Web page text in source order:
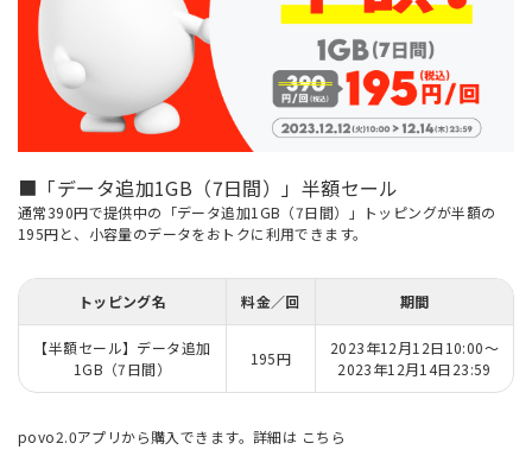
■「データ追加1GB（7日間）」半額セール
通常390円で提供中の「データ追加1GB（7日間）」トッピングが半額の
195円と、小容量のデータをおトクに利用できます。
トッピング名 料金／回 期間
【半額セール】データ追加
1GB（7日間）
195円
2023年12月12日10:00～
2023年12月14日23:59
povo2.0アプリから購入できます。詳細は こちら